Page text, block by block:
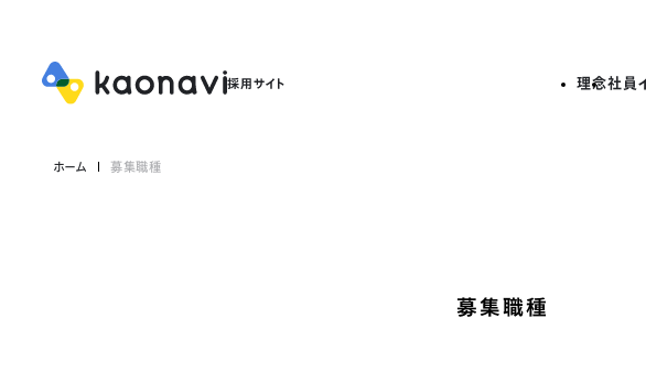
理念社員
ホーム 募集職種
募集職種